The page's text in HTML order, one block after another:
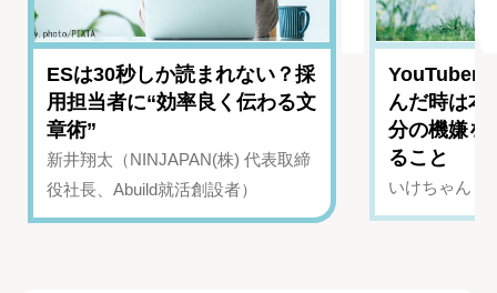
ESは30秒しか読まれない？採
用担当者に“効率良く伝わる文
章術”
新井翔太（NINJAPAN(株) 代表取締
役社長、Abuild就活創設者）
YouTuber
んだ時は
分の機嫌を
ること
いけちゃん（